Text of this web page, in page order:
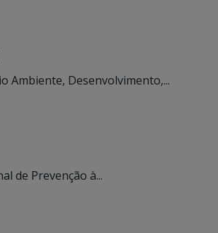
Ambiente, Desenvolvimento,...
de Prevenção à...